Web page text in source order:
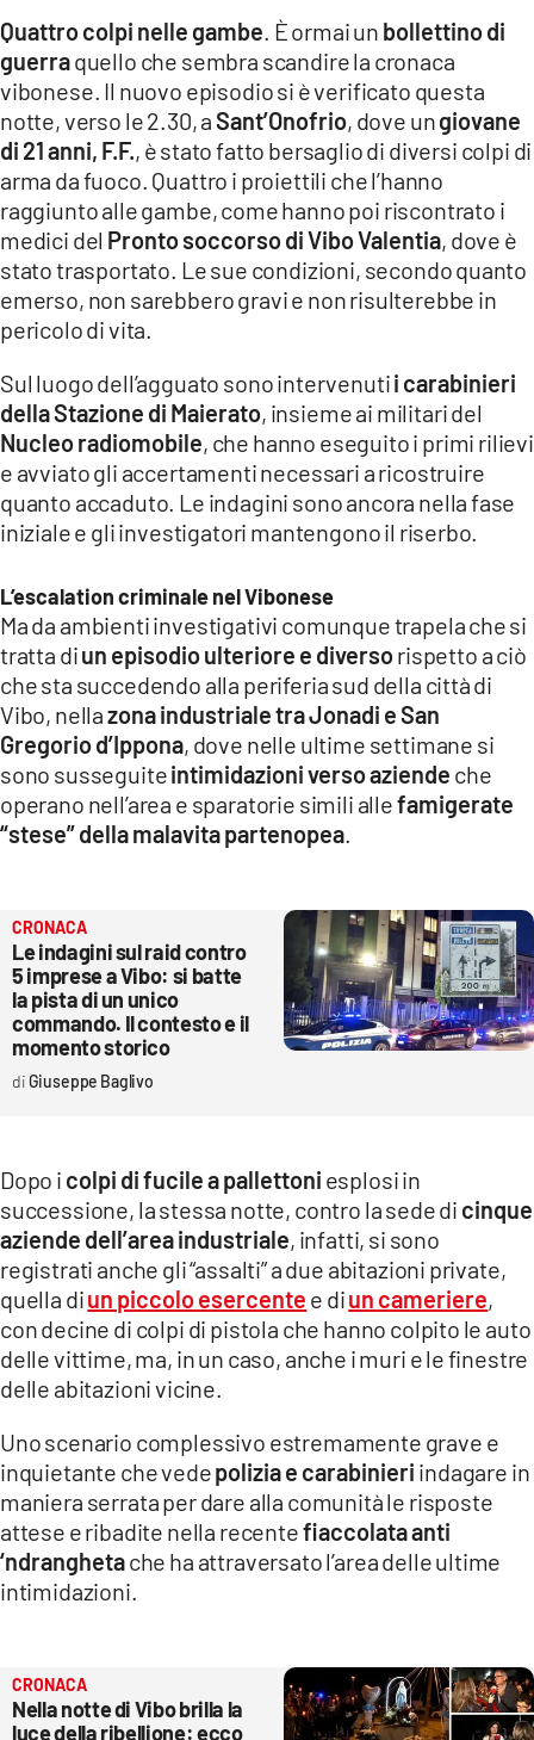
LACTV.IT
LACONAIR.IT
LACITYMAG.IT
ILREGGINO.IT
COSENZACHANNEL.IT
ILVIBONESE.IT
CATANZAROCHANNEL.IT
LACAPITALENEWS.IT
App
ANDROID
APPLE
Quattro colpi nelle gambe . È ormai un bollettino di
guerraquello che sembra scandire la cronaca
vibonese. Il nuovo episodio si è verificato questa
notte, verso le 2.30, aSant’Onofrio, dove ungiovane
di 21 anni, F.F., è stato fatto bersaglio di diversi colpi di
arma da fuoco. Quattro i proiettili che l’hanno
raggiunto alle gambe, come hanno poi riscontrato i
medici del Pronto soccorso di Vibo Valentia, dove è
stato trasportato. Le sue condizioni, secondo quanto
emerso, non sarebbero gravi e non risulterebbe in
pericolo di vita.
Sul luogo dell’agguato sono intervenutii carabinieri
della Stazione di Maierato, insieme ai militari del
Nucleo radiomobile, che hanno eseguito i primi rilievi
e avviato gli accertamenti necessari a ricostruire
quanto accaduto. Le indagini sono ancora nella fase
iniziale e gli investigatori mantengono il riserbo.
L’escalation criminale nel Vibonese
Ma da ambienti investigativi comunque trapela che si
tratta diun episodioulteriore e diversorispetto a ciò
che sta succedendo alla periferia sud della città di
Vibo, nellazona industriale tra Jonadi e San
Gregorio d’Ippona, dove nelle ultime settimane si
sono susseguiteintimidazioni verso aziende che
operano nell’area e sparatorie simili allefamigerate
“stese” della malavita partenopea
CRONACA
Le indagini sul raid contro
5 imprese a Vibo: si batte
la pista di un unico
commando. Il contesto e il
momento storico
Giuseppe Baglivo
Dopo i colpi di fucile a pallettoni esplosi in
successione, la stessa notte, contro la sede di cinque
aziende dell’area industriale, infatti, si sono
registrati anche gli “assalti” a due abitazioni private,
quella diun piccolo esercente e diun cameriere,
con decine di colpi di pistola che hanno colpito le auto
delle vittime, ma, in un caso, anche i muri e le finestre
delle abitazioni vicine.
Uno scenario complessivo estremamente grave e
inquietante che vedepolizia e carabinieri indagare in
maniera serrata per dare alla comunità le risposte
attese e ribadite nella recentefiaccolata anti
‘ndranghetache ha attraversato l’area delle ultime
intimidazioni.
CRONACA
Nella notte di Vibo brilla la
luce della ribellione: ecco